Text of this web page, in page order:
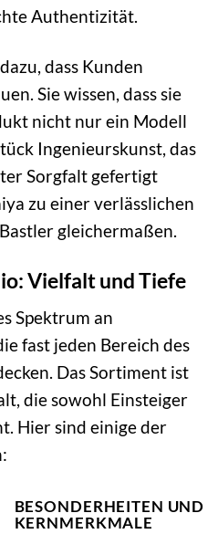
Authentizität.
dass Kunden
Sie wissen, dass sie
nicht nur ein Modell
Ingenieurskunst, das
Sorgfalt gefertigt
zu einer verlässlichen
gleichermaßen.
Vielfalt und Tiefe
Spektrum an
fast jeden Bereich des
Das Sortiment ist
die sowohl Einsteiger
Hier sind einige der
BESONDERHEITEN UND
KERNMERKMALE